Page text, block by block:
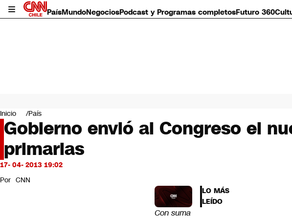
PaísMundoNegociosPodcast y Programas completosFuturo 360
Mundo
Negocios
Deportes
Programas completos
Cultura
Servicios
Bits
CNN Data
Inicio País
Gobierno envió al Congreso el
primarias
17- 04- 2013 19:02
Por CNN
Con suma
LO MÁS
LEÍDO